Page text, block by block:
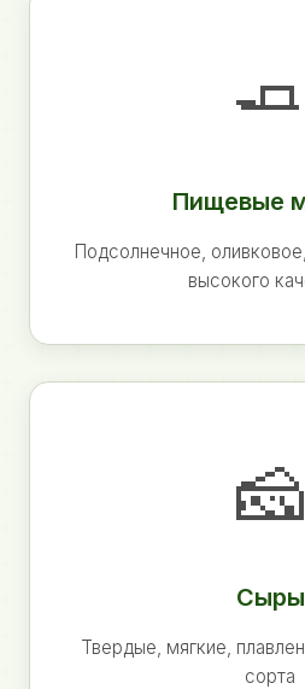
🧈
Пищевые
Подсолнечное,
высокого
🧀
Сыры
Твердые, мягкие,
сорта